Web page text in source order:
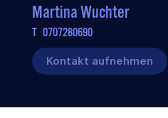
Martina Wuchter
T 0707280690
Kontakt aufnehmen